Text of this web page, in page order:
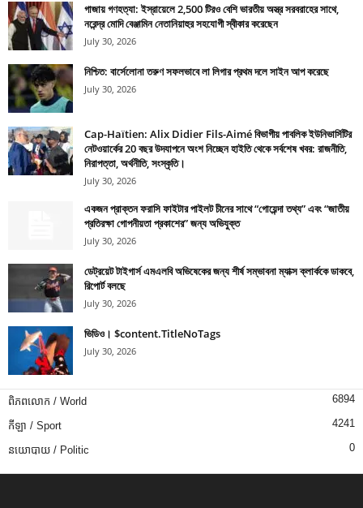
গাজায় গণহত্যা: ইস্রায়েলে 2,500 টিরও বেশি ভারতীয় অস্ত্র সরবরাহের সাথে,
নরেন্দ্র মোদি বেঞ্জামিন নেতানিয়াহুর সহযোগী স্বীকার করেছেন
July 30, 2026
নিশ্চিত: বার্সেলোনা তরুণ সফলভাবে লা লিগার প্রথম দলে সাইন আপ করেছে
July 30, 2026
Cap-Haïtien: Alix Didier Fils-Aimé বিভাগীয় পাবলিক ইউনিভার্সিটির
নেটওয়ার্কের 20 বছর উদযাপনে অংশ নিচ্ছেন হাইতি থেকে সর্বশেষ খবর: রাজনীতি,
নিরাপত্তা, অর্থনীতি, সংস্কৃতি।
July 30, 2026
একজন প্রাক্তন ফরাসি ফাইটার পাইলট চীনের সাথে “গোয়েন্দা তথ্য” এবং “জাতীয়
প্রতিরক্ষা গোপনীয়তা প্রকাশের” জন্য অভিযুক্ত
July 30, 2026
ডেট্রয়েট টাইগার্স এমএলবি অভিষেকের জন্য শীর্ষ সম্ভাবনা ম্যাক্স ক্লার্ককে ডাকবে,
রিপোর্ট বলছে
July 30, 2026
ভিডিও। $content.TitleNoTags
July 30, 2026
ពិភពលោក / World 6894
កីឡា / Sport 4241
នយោបាយ / Politic 0